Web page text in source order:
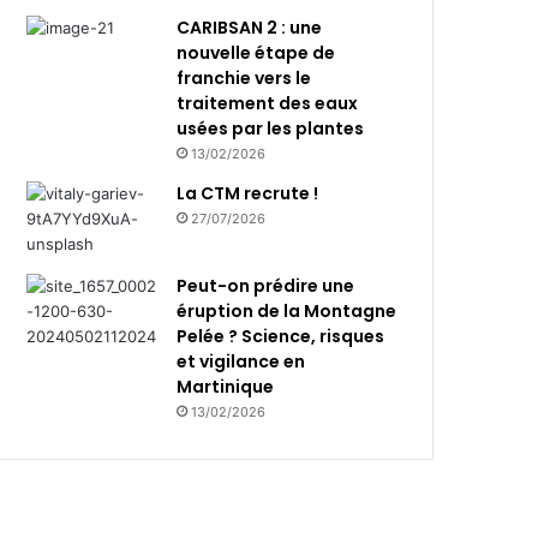
CARIBSAN 2 : une
nouvelle étape de
franchie vers le
traitement des eaux
usées par les plantes
13/02/2026
La CTM recrute !
27/07/2026
Peut-on prédire une
éruption de la Montagne
Pelée ? Science, risques
et vigilance en
Martinique
13/02/2026